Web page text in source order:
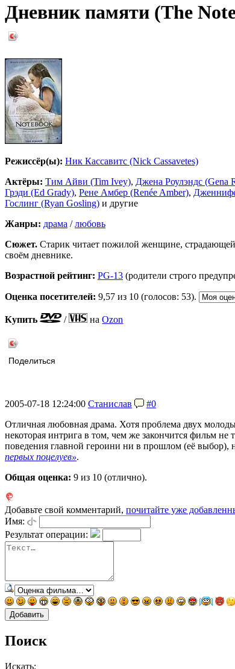
Дневник памяти (The
Режиссёр(ы): Ник Кассавитс (Nick Cassavetes)
Актёры: Тим Айви (Tim Ivey), Джена Роулэндс (Gena
Грэди (Ed Grady), Рене Амбер (Renée Amber),
Гослинг (Ryan Gosling) и другие
Жанры: драма /любовь
Сюжет. Старик читает пожилой женщине,
своём дневнике.
Возрастной рейтинг: PG-13 (родители строго
Оценка посетителей: 9,57 из 10 (голосов: 53).
Купить / наOzon
Поделиться
2005-07-18 12:24:00 Станислав
#0
Отличная любовная драма. Хотя проблема двух
некоторая интрига в том, чем же закончится фильм
поведения главной героини ни в прошлом (её
первых поцелуев».
Общая оценка: 9 из 10 (отлично).
Добавьте свой комментарий, почитайте уже
Имя:
Результат операции:
Поиск
Искать: